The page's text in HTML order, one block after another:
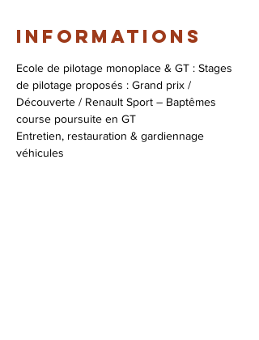
Informations
Ecole de pilotage monoplace & GT : Stages
de pilotage proposés : Grand prix /
Découverte / Renault Sport – Baptêmes
course poursuite en GT
Entretien, restauration & gardiennage
véhicules